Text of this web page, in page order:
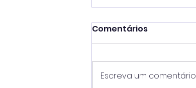
Comentários
Escreva um comentário